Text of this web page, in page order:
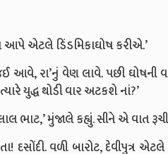
આપે એટલે ડિંડમિકાઘોષ કરીએ.’
આવે, રા’નું વેણ લાવે. પછી ઘોષની
યુદ્ધ થોડી વાર અટકશે નાં?’
ભાટ,’ મુંજાલે કહ્યું. સીને એ વાત
દસોંદી. વળી બારોટ, દેવીપુત્ર